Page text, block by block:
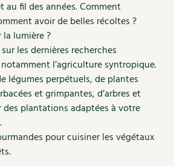
au fil des années. Comment
avoir de belles récoltes ?
lumière ?
les dernières recherches
l’agriculture syntropique.
légumes perpétuels, de plantes
et grimpantes, d’arbres et
des plantations adaptées à votre
pour cuisiner les végétaux